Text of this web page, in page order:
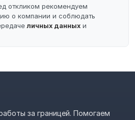
откликом рекомендуем
о компании и соблюдать
личных данных и
за границей. Помогаем